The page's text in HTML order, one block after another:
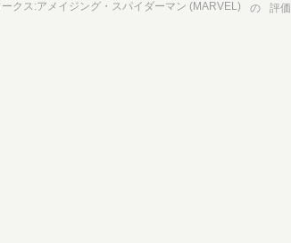
クス:アメイジング・スパイダーマン (MARVEL) の 評価